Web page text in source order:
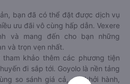
bạn đã có thể đặt được dịch vụ
ưu đãi vô cùng hấp dẫn. Vexere
và mang đến cho bạn những
và trọn vẹn nhất.
khảo thêm các phương tiện
đi sắp tới. Goyolo là nền tảng
so sánh giá cả, giờ khởi hành,